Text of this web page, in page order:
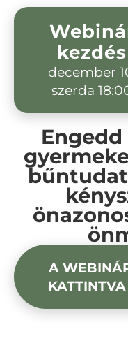
kezdés
december
szerda
A